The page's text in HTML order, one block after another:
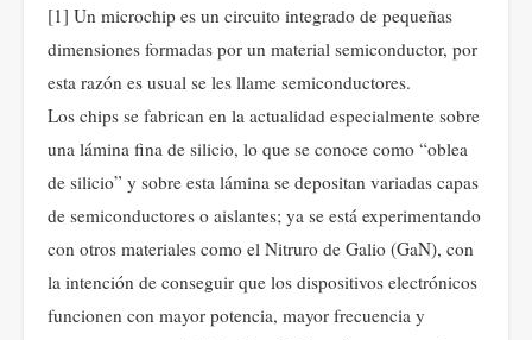
[1] Un microchip es un circuito integrado de pequeñas
dimensiones formadas por un material semiconductor, por
esta razón es usual se les llame semiconductores.
Los chips se fabrican en la actualidad especialmente sobre
una lámina fina de silicio, lo que se conoce como “oblea
de silicio” y sobre esta lámina se depositan variadas capas
de semiconductores o aislantes; ya se está experimentando
con otros materiales como el Nitruro de Galio (GaN), con
la intención de conseguir que los dispositivos electrónicos
funcionen con mayor potencia, mayor frecuencia y